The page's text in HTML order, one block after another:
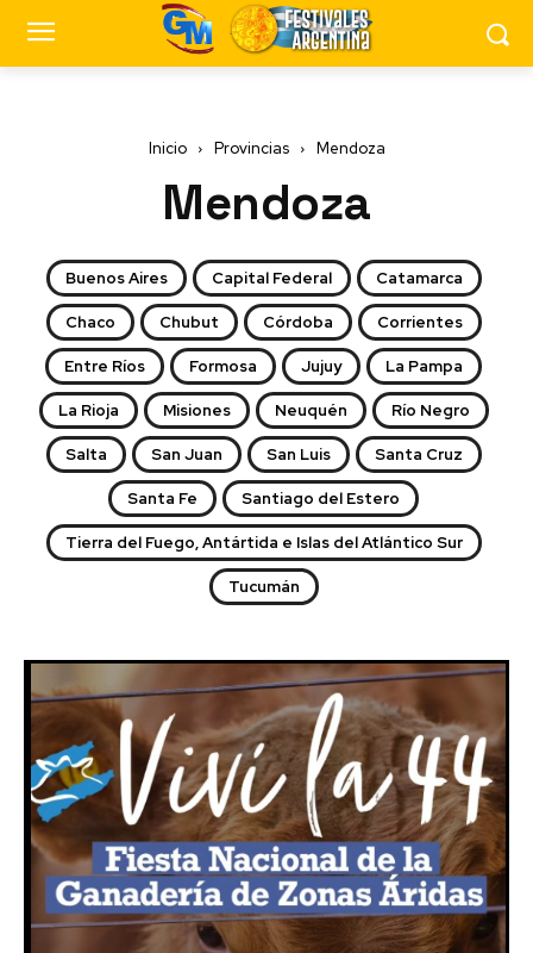
Inicio Provincias Mendoza
Mendoza
Buenos Aires Capital Federal Catamarca
Chaco Chubut Córdoba Corrientes
Entre Ríos Formosa Jujuy La Pampa
La Rioja Misiones Neuquén Río Negro
Salta San Juan San Luis Santa Cruz
Santa Fe Santiago del Estero
Tierra del Fuego, Antártida e Islas del Atlántico Sur
Tucumán